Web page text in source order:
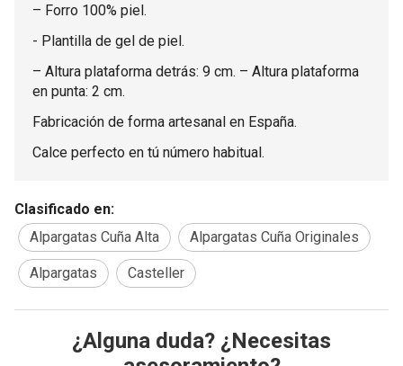
– Forro 100% piel.
- Plantilla de gel de piel.
– Altura plataforma detrás: 9 cm. – Altura plataforma
en punta: 2 cm.
Fabricación de forma artesanal en España.
Calce perfecto en tú número habitual.
Clasificado en:
Alpargatas Cuña Alta
Alpargatas Cuña Originales
Alpargatas Casteller
¿Alguna duda? ¿Necesitas